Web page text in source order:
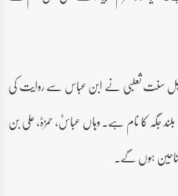
اہل سنت ثعلبی نے ابن عباس سے روایت کی
جگہ کا نام ہے۔ وہاں عباسؓ، حمزہؓ، علی بن
ہوں گے۔